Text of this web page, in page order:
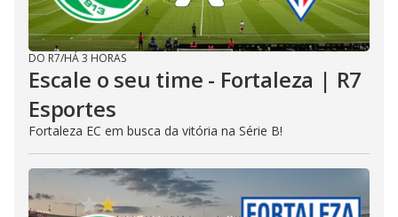
DO R7/HÁ 3 HORAS
Escale o seu time - Fortaleza | R7
Esportes
Fortaleza EC em busca da vitória na Série B!